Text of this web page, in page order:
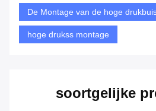
De Montage van de hoge
hoge drukss montage
soortgelijke